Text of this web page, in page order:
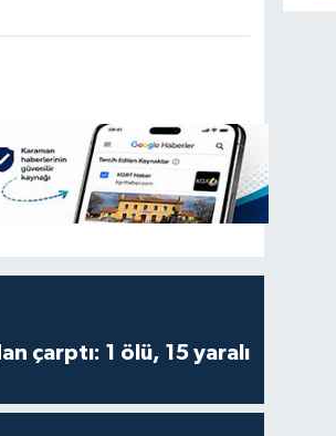
çarptı: 1 ölü, 15 yaralı